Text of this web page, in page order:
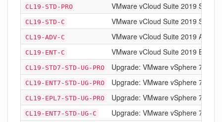
CL19-STD-PRO VMware vCloud Suite 2019
CL19-STD-C VMware vCloud Suite 2019
CL19-ADV-C VMware vCloud Suite 2019
CL19-ENT-C VMware vCloud Suite 2019
CL19-STD7-STD-UG-PRO Upgrade: VMware vSphere 7
CL19-ENT7-STD-UG-PRO Upgrade: VMware vSphere 7
CL19-EPL7-STD-UG-PRO Upgrade: VMware vSphere 7
CL19-ENT7-STD-UG-C Upgrade: VMware vSphere 7